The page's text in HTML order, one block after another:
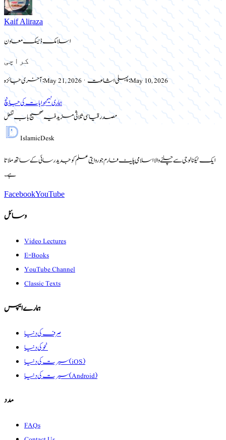
Kaif Aliraza
اسلامک ڈیسک معاون
کراچی
آخری جائزہ:May 21, 2026 · پہلی اشاعت:May 10, 2026
ہماری ٹیمجوابات کی جانچ
مصدر قیاسی ثلاثی مزید فیہ صحیح باب تفعل
IslamicDesk
ایک ٹیکنالوجی سے چلنے والا اسلامی پلیٹ فارم جو روایتی علم کو جدید رسائی کے ساتھ ملاتا
ہے۔
FacebookYouTube
وسائل
Video Lectures
E-Books
YouTube Channel
Classic Texts
ہمارے ایپس
صرف کی دنیا
نحو کی دنیا
سیرت کی دنیا (iOS)
سیرت کی دنیا (Android)
مدد
FAQs